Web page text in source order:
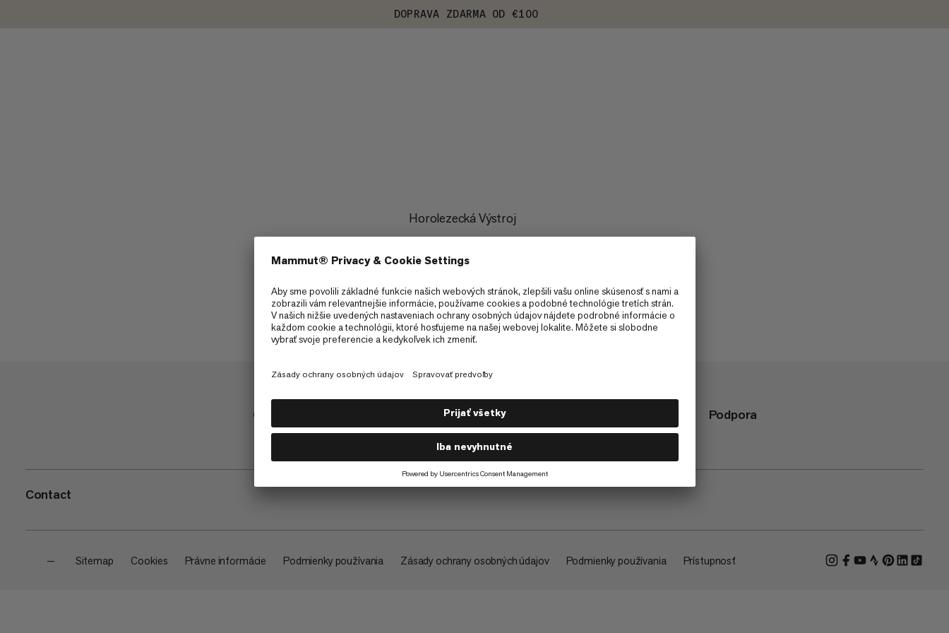
DOPRAVA ZDARMA OD €100
Horolezecká Výstroj
Obchod O spoločnosti Podpora
Contact
— Sitemap Cookies Právne informácie Podmienky používania Zásady ochrany osobných údajov Podmienky používania Prístupnosť